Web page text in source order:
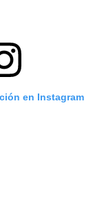
en Instagram